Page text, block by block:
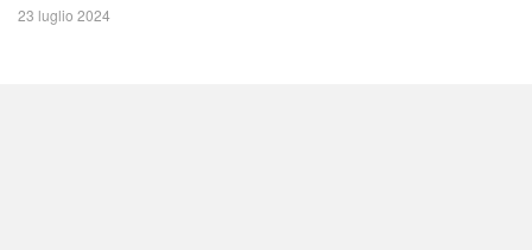
23 luglio 2024